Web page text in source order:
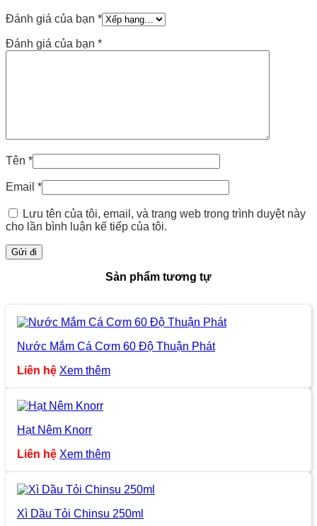
Đánh giá của bạn *
Đánh giá của bạn *
Tên *
Email *
Lưu tên của tôi, email, và trang web trong trình duyệt này
cho lần bình luận kế tiếp của tôi.
Sản phẩm tương tự
Nước Mắm Cá Cơm 60 Độ Thuận Phát
Liên hệ Xem thêm
Hạt Nêm Knorr
Liên hệ Xem thêm
Xì Dầu Tỏi Chinsu 250ml